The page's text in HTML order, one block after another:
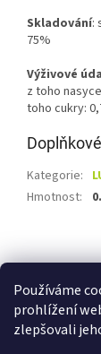
Používáme
prohlížení
zlepšovali
Skladování:
75%
Výživové
z toho
toho cukry:
Kategorie:
Hmotnost:
á